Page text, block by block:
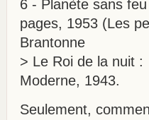
6 - Planète sans
pages, 1953 (Les
Brantonne
> Le Roi de la nuit
Moderne, 1943.
Seulement,